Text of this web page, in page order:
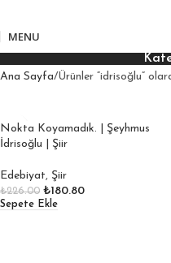
MENU
Ana Sayfa Ürünler “idrisoğlu”
Nokta Koyamadık. | Şeyhmus
İdrisoğlu | Şiir
Edebiyat, Şiir
₺226.00 ₺180.80
Sepete Ekle